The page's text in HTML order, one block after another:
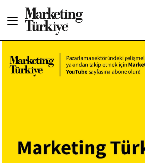
Haberler
Etkinlikler